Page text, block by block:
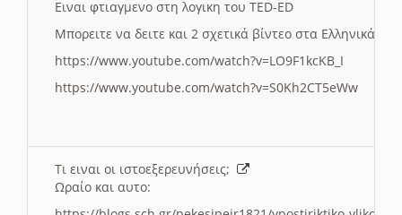
Ειναι φτιαγμενο στη λογικη του TED-ED
Μπορειτε να δειτε και 2 σχετικά βίντεο στα Ελληνικά:
https://www.youtube.com/watch?v=LO9F1kcKB_I
https://www.youtube.com/watch?v=S0Kh2CT5eWw
Τι ειναι οι ιστοεξερευνήσεις;
Ωραίο και αυτο: